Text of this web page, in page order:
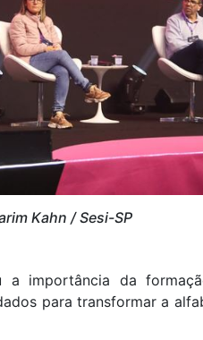
Kahn / Sesi-SP
importância da
para transformar a